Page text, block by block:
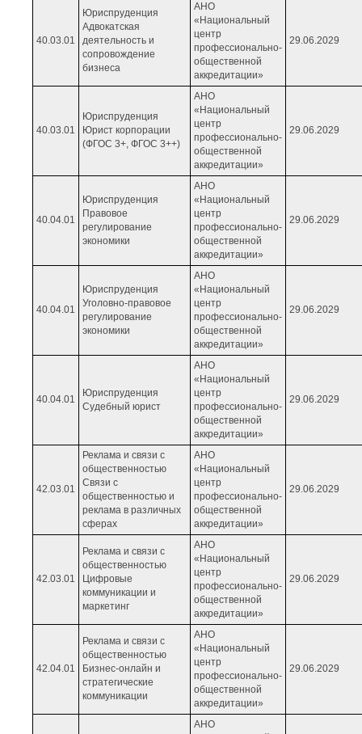
40.03.01
Юриспруденция
Адвокатская
деятельность и
сопровождение
бизнеса
АНО
«Национальный
центр
профессионально-
общественной
аккредитации»
29.06.2029
40.03.01
Юриспруденция
Юрист корпорации
(ФГОС 3+, ФГОС 3++)
АНО
«Национальный
центр
профессионально-
общественной
аккредитации»
29.06.2029
40.04.01
Юриспруденция
Правовое
регулирование
экономики
АНО
«Национальный
центр
профессионально-
общественной
аккредитации»
29.06.2029
40.04.01
Юриспруденция
Уголовно-правовое
регулирование
экономики
АНО
«Национальный
центр
профессионально-
общественной
аккредитации»
29.06.2029
40.04.01
Юриспруденция
Судебный юрист
АНО
«Национальный
центр
профессионально-
общественной
аккредитации»
29.06.2029
42.03.01
Реклама и связи с
общественностью
Связи с
общественностью и
реклама в различных
сферах
АНО
«Национальный
центр
профессионально-
общественной
аккредитации»
29.06.2029
42.03.01
Реклама и связи с
общественностью
Цифровые
коммуникации и
маркетинг
АНО
«Национальный
центр
профессионально-
общественной
аккредитации»
29.06.2029
42.04.01
Реклама и связи с
общественностью
Бизнес-онлайн и
стратегические
коммуникации
АНО
«Национальный
центр
профессионально-
общественной
аккредитации»
29.06.2029
АНО